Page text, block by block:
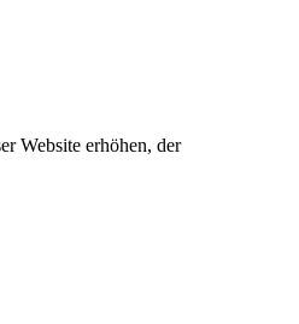
Website erhöhen, der